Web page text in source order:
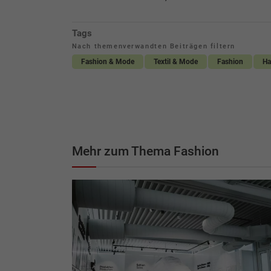
Tags
Nach themenverwandten Beiträgen filtern
Fashion & Mode Textil & Mode Fashion
Mehr zum Thema Fashion